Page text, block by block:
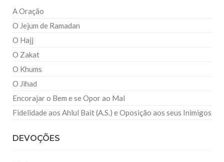
A Oração
O Jejum de Ramadan
O Hajj
O Zakat
O Khums
O Jihad
Encorajar o Bem e se Opor ao Mal
Fidelidade aos Ahlul Bait (A.S.) e Oposição aos seus Inimigos
DEVOÇÕES